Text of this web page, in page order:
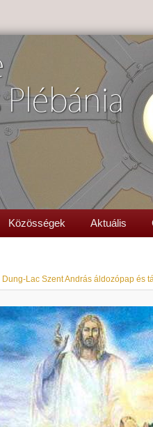
Plébánia
Közösségek Aktuális
Dung-Lac Szent András áldozópap és